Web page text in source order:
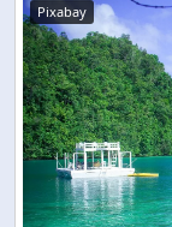
Pixabay